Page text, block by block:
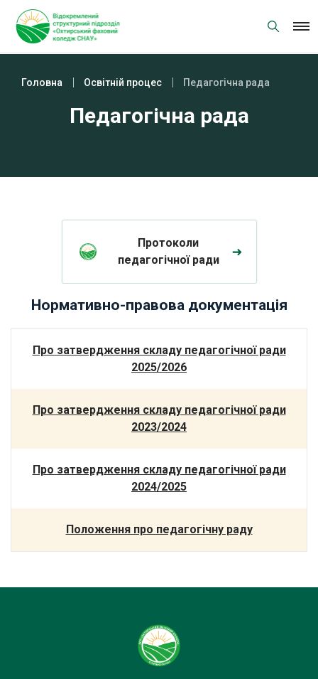
content
Головна Освітній процес Педагогічна рада
Педагогічна рада
Протоколи
педагогічної ради
Нормативно-правова документація
Про затвердження складу педагогічної ради
2025/2026
Про затвердження складу педагогічної ради
2023/2024
Про затвердження складу педагогічної ради
2024/2025
Положення про педагогічну раду